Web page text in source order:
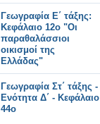
Γεωγραφία Ε΄ τάξης:
Κεφάλαιο 12ο "Οι
παραθαλάσσιοι
οικισμοί της
Ελλάδας"
Γεωγραφία Στ΄ τάξης -
Ενότητα Δ΄ - Κεφάλαιο
44ο